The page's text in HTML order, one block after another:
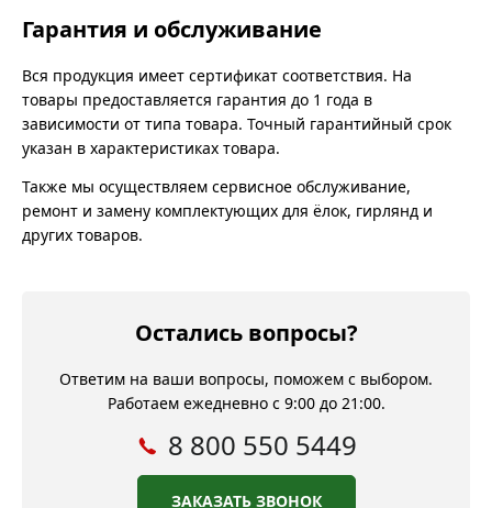
Гарантия и обслуживание
Вся продукция имеет сертификат соответствия. На
товары предоставляется гарантия до 1 года в
зависимости от типа товара. Точный гарантийный срок
указан в характеристиках товара.
Также мы осуществляем сервисное обслуживание,
ремонт и замену комплектующих для ёлок, гирлянд и
других товаров.
Остались вопросы?
Ответим на ваши вопросы, поможем с выбором.
Работаем ежедневно с 9:00 до 21:00.
8 800 550 5449
ЗАКАЗАТЬ ЗВОНОК